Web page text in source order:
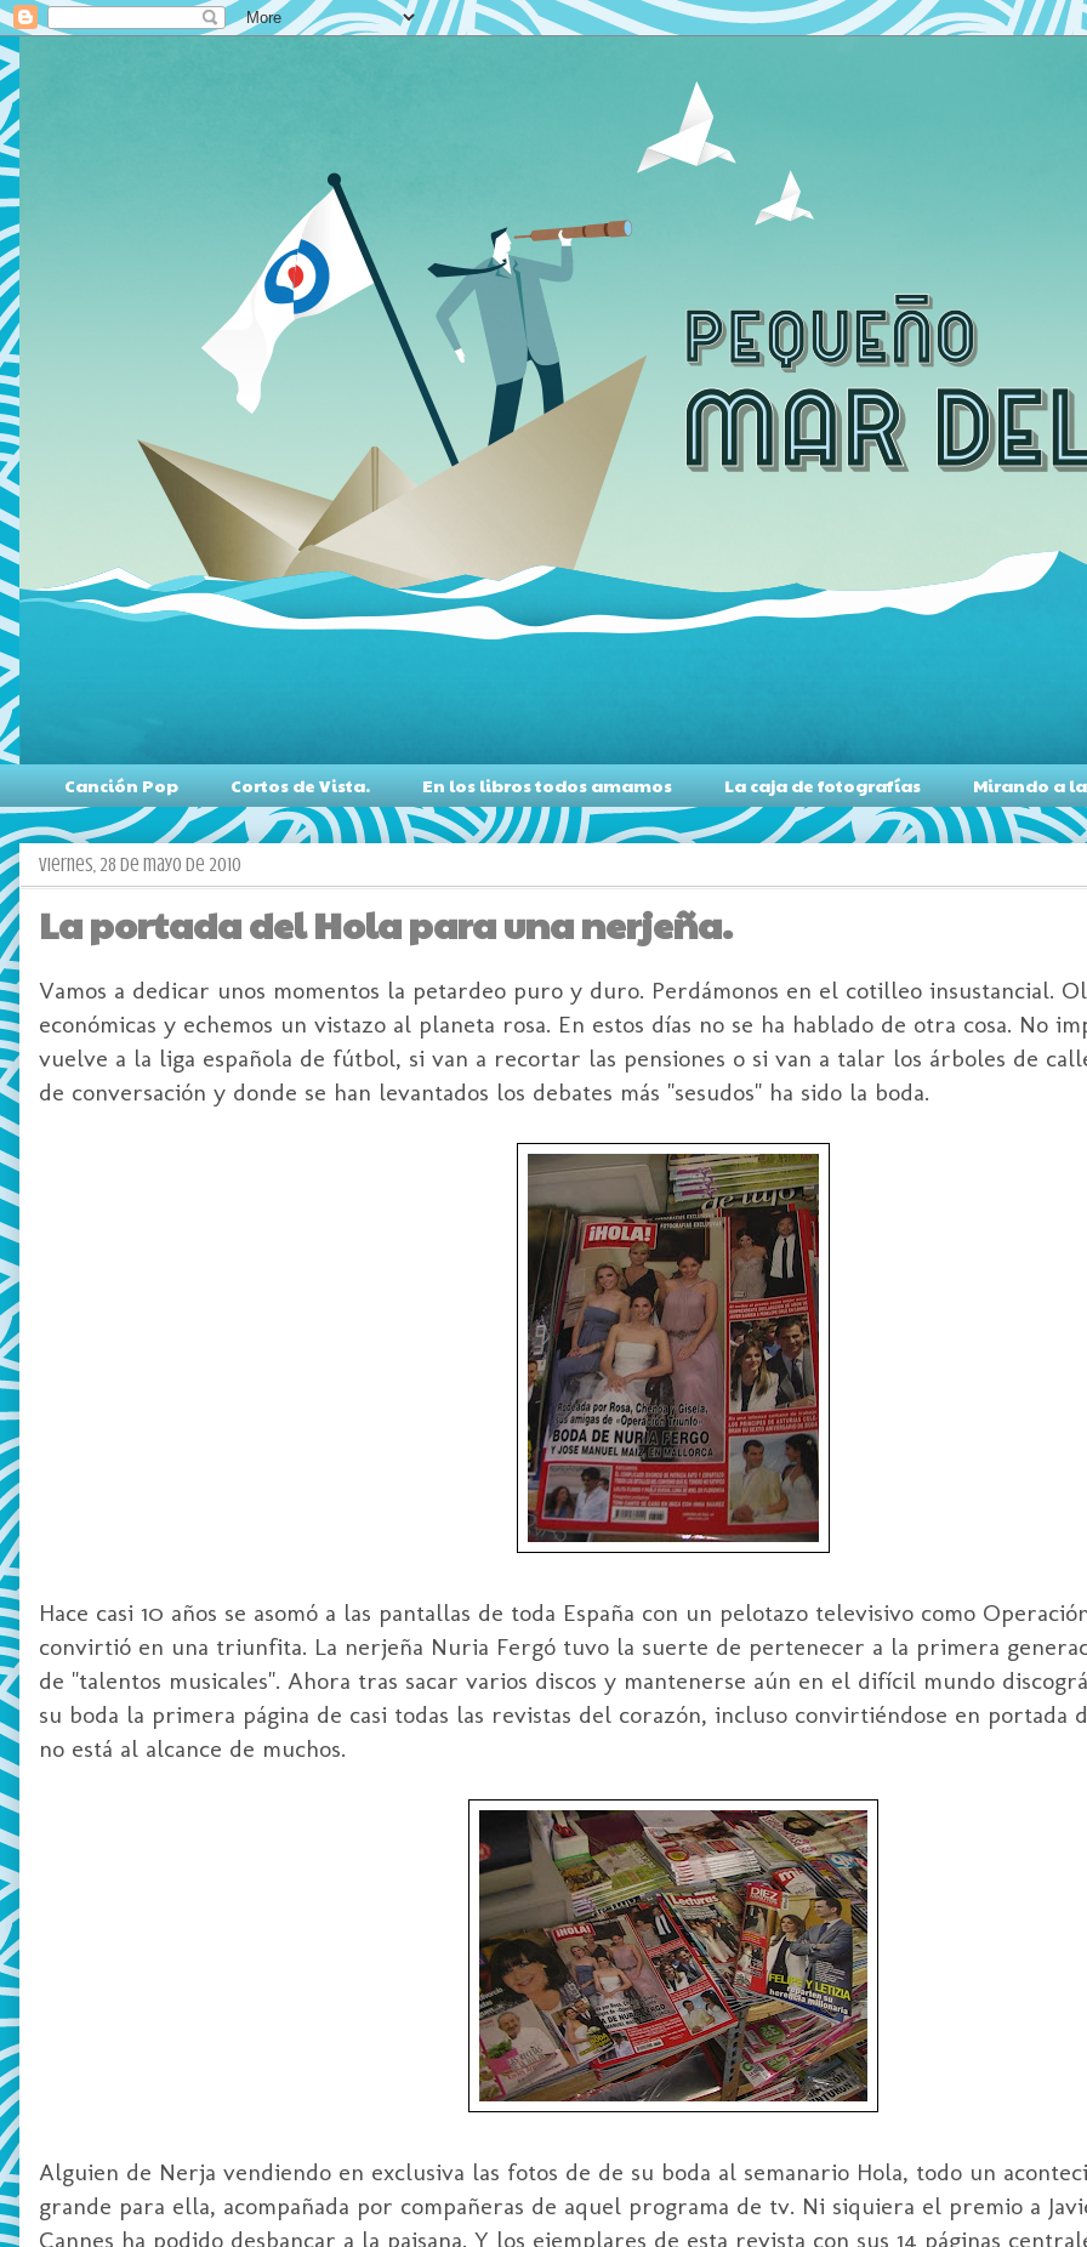
Canción Pop Cortos de Vista. En los libros todos amamos La caja de fotografías Mirando a
viernes, 28 de mayo de 2010
La portada del Hola para una nerjeña.
Vamos a dedicar unos momentos la petardeo puro y duro. Perdámonos en el cotilleo insustancial.
económicas y echemos un vistazo al planeta rosa. En estos días no se ha hablado de otra cosa. No
vuelve a la liga española de fútbol, si van a recortar las pensiones o si van a talar los árboles de
de conversación y donde se han levantados los debates más "sesudos" ha sido la boda.
Hace casi 10 años se asomó a las pantallas de toda España con un pelotazo televisivo como
convirtió en una triunfita. La nerjeña Nuria Fergó tuvo la suerte de pertenecer a la primera
de "talentos musicales". Ahora tras sacar varios discos y mantenerse aún en el difícil mundo
su boda la primera página de casi todas las revistas del corazón, incluso convirtiéndose en portada
no está al alcance de muchos.
Alguien de Nerja vendiendo en exclusiva las fotos de de su boda al semanario Hola, todo un
grande para ella, acompañada por compañeras de aquel programa de tv. Ni siquiera el premio a
Cannes ha podido desbancar a la paisana. Y los ejemplares de esta revista con sus 14 páginas